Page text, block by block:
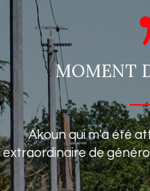
MOMENT
Akoun qui m'a été